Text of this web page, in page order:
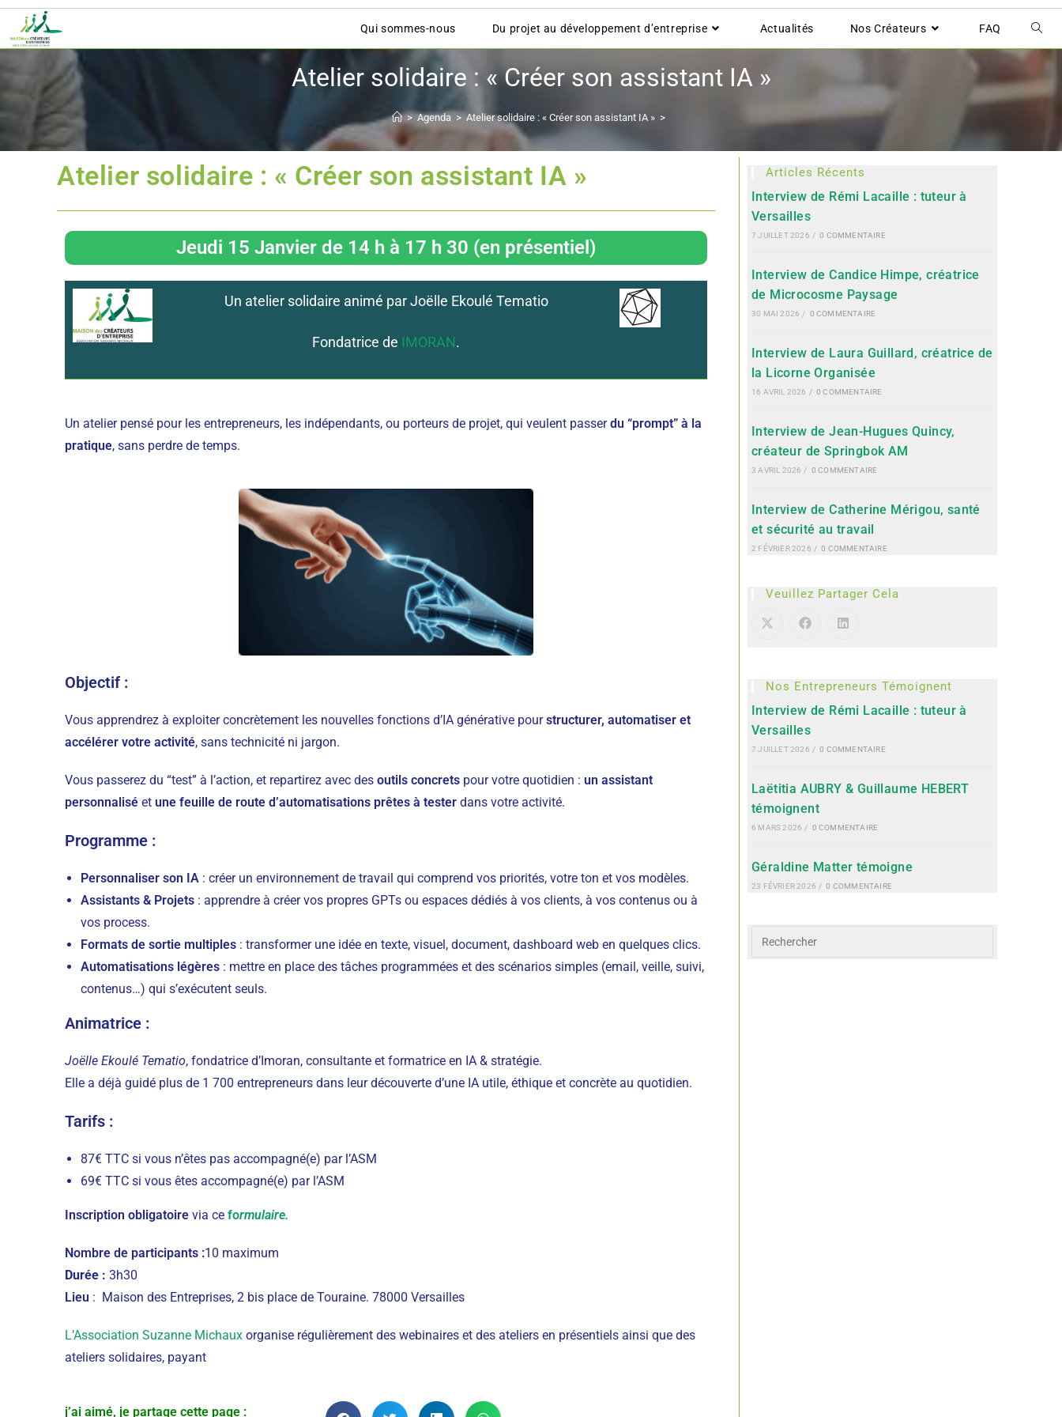
Qui sommes-nous Du projet au développement d’entreprise Actualités Nos Créateurs FAQ
Atelier solidaire : « Créer son assistant IA »
> Agenda > Atelier solidaire : « Créer son assistant IA » >
Atelier solidaire : « Créer son assistant IA »
Jeudi 15 Janvier de 14 h à 17 h 30 (en présentiel)
Un atelier solidaire animé par Joëlle Ekoulé Tematio
Fondatrice de IMORAN.
Un atelier pensé pour les entrepreneurs, les indépendants, ou porteurs de projet, qui veulent passerdu “prompt” à la
pratique, sans perdre de temps.
Objectif :
Vous apprendrez à exploiter concrètement les nouvelles fonctions d’IA générative pourstructurer, automatiser et
accélérer votre activité, sans technicité ni jargon.
Vous passerez du “test” à l’action, et repartirez avec des outils concrets pour votre quotidien : un assistant
personnalisé et une feuille de route d’automatisations prêtes à tester dans votre activité.
Programme :
Personnaliser son IA : créer un environnement de travail qui comprend vos priorités, votre ton et vos modèles.
Assistants & Projets : apprendre à créer vos propres GPTs ou espaces dédiés à vos clients, à vos contenus ou à
vos process.
Formats de sortie multiples : transformer une idée en texte, visuel, document, dashboard web en quelques clics.
Automatisations légères : mettre en place des tâches programmées et des scénarios simples (email, veille, suivi,
contenus…) qui s’exécutent seuls.
Animatrice :
Joëlle Ekoulé Tematio, fondatrice d’Imoran, consultante et formatrice en IA & stratégie.
Elle a déjà guidé plus de 1 700 entrepreneurs dans leur découverte d’une IA utile, éthique et concrète au quotidien.
Tarifs :
87€ TTC si vous n’êtes pas accompagné(e) par l’ASM
69€ TTC si vous êtes accompagné(e) par l’ASM
Inscription obligatoire via ce formulaire.
Nombre de participants :10 maximum
Durée : 3h30
Lieu : Maison des Entreprises, 2 bis place de Touraine. 78000 Versailles
L’Association Suzanne Michaux organise régulièrement des webinaires et des ateliers en présentiels ainsi que des
ateliers solidaires, payant
j’ai aimé, je partage cette page :
Articles Récents
Interview de Rémi Lacaille : tuteur à
Versailles
7 JUILLET 2026 / 0 COMMENTAIRE
Interview de Candice Himpe, créatrice
de Microcosme Paysage
30 MAI 2026 / 0 COMMENTAIRE
Interview de Laura Guillard, créatrice de
la Licorne Organisée
16 AVRIL 2026 / 0 COMMENTAIRE
Interview de Jean-Hugues Quincy,
créateur de Springbok AM
3 AVRIL 2026 / 0 COMMENTAIRE
Interview de Catherine Mérigou, santé
et sécurité au travail
2 FÉVRIER 2026 / 0 COMMENTAIRE
Veuillez Partager Cela
Nos Entrepreneurs Témoignent
Interview de Rémi Lacaille : tuteur à
Versailles
7 JUILLET 2026 / 0 COMMENTAIRE
Laëtitia AUBRY & Guillaume HEBERT
témoignent
6 MARS 2026 / 0 COMMENTAIRE
Géraldine Matter témoigne
23 FÉVRIER 2026 / 0 COMMENTAIRE